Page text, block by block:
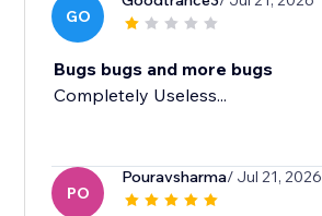
GO
Bugs bugs and more bugs
Completely Useless...
PO
Pouravsharma/ Jul 21, 2026